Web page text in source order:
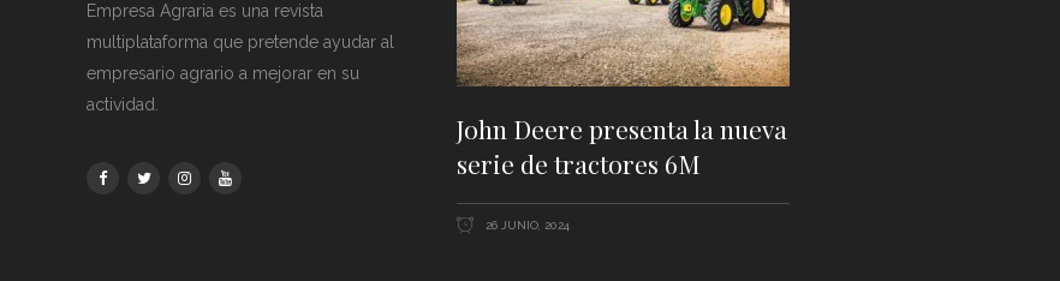
Empresa Agraria es una revista
multiplataforma que pretende ayudar al
empresario agrario a mejorar en su
actividad.
John Deere presenta la nueva
serie de tractores 6M
26 JUNIO, 2024